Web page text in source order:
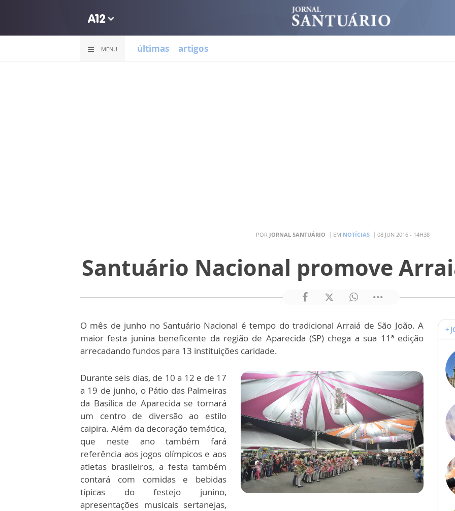
MENU últimas artigos
POR JORNAL SANTUÁRIO EM NOTÍCIAS 08 JUN 2016 - 14H38
Santuário Nacional promove
O mês de junho no Santuário Nacional é tempo do tradicional Arraiá de São João. A
maior festa junina beneficente da região de Aparecida (SP) chega a sua 11ª edição
arrecadando fundos para 13 instituições caridade.
Durante seis dias, de 10 a 12 e de 17
a 19 de junho, o Pátio das Palmeiras
da Basílica de Aparecida se tornará
um centro de diversão ao estilo
caipira. Além da decoração temática,
que neste ano também fará
referência aos jogos olímpicos e aos
atletas brasileiros, a festa também
contará com comidas e bebidas
típicas do festejo junino,
apresentações musicais sertanejas,
+